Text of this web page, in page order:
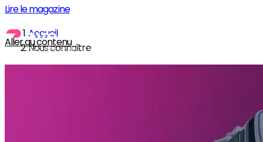
Lire le magazine
Aller au contenu
Accueil
Nous connaître